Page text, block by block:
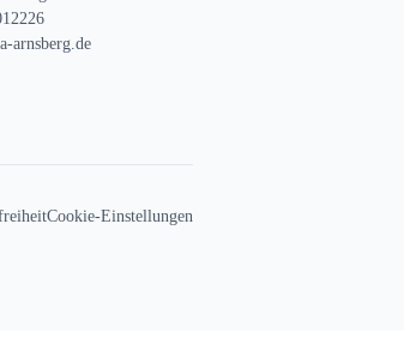
arnsberg.de
Cookie-Einstellungen